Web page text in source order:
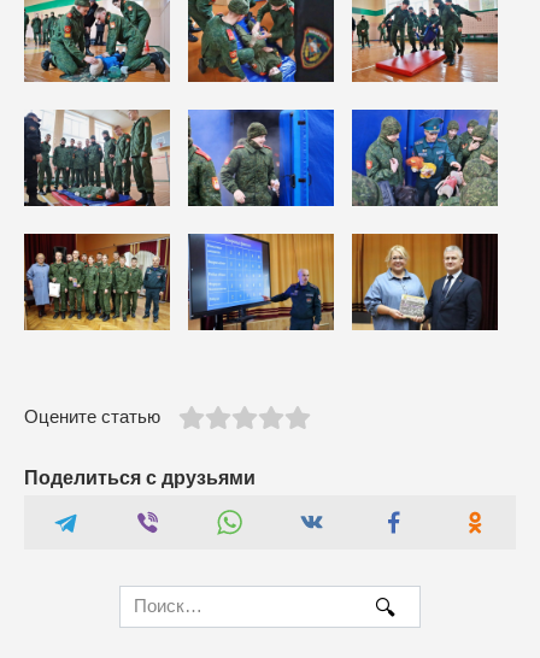
Оцените статью
Поделиться с друзьями
Search
for: